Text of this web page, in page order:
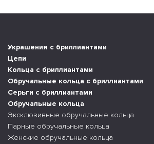
Украшения с бриллиантами
Цепи
Кольца с бриллиантами
Обручальные кольца с бриллиантами
Серьги с бриллиантами
Обручальные кольца
Эксклюзивные обручальные кольца
Парные обручальные кольца
Женские обручальные кольца